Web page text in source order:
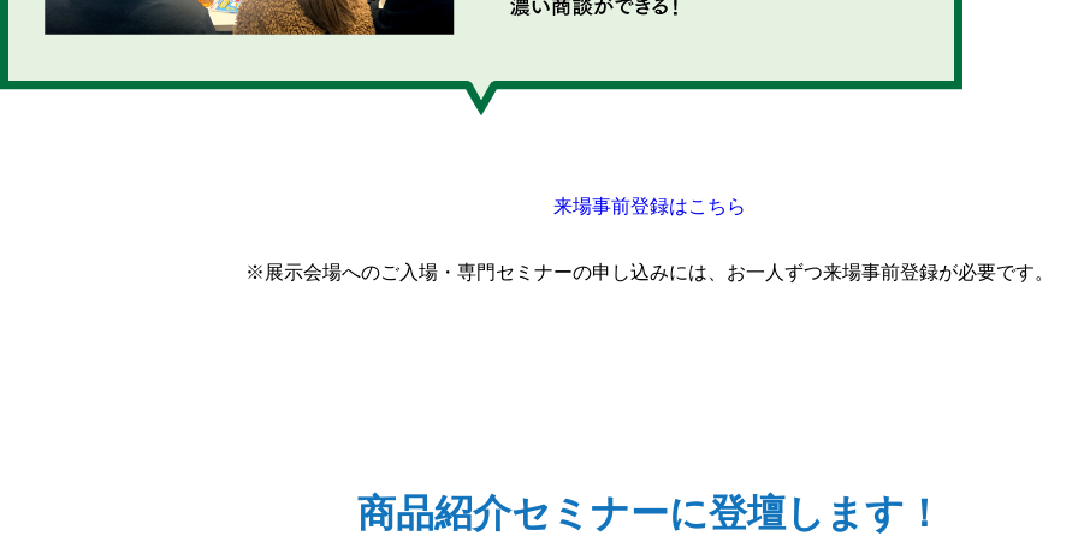
来場事前登録はこちら
※展示会場へのご入場・専門セミナーの申し込みには、お一人ずつ来場事前登録が必要です。
商品紹介セミナーに登壇します！